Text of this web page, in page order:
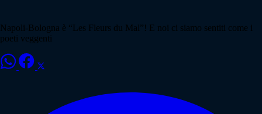
Napoli-Bologna è “Les Fleurs du Mal”! E noi ci siamo sentiti come i
poeti veggenti